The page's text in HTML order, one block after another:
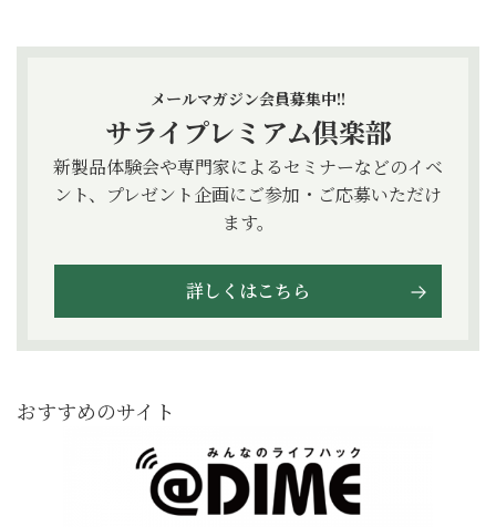
メールマガジン会員募集中!!
サライプレミアム倶楽部
新製品体験会や専門家によるセミナーなどのイベ
ント、プレゼント企画にご参加・ご応募いただけ
ます。
詳しくはこちら
おすすめのサイト